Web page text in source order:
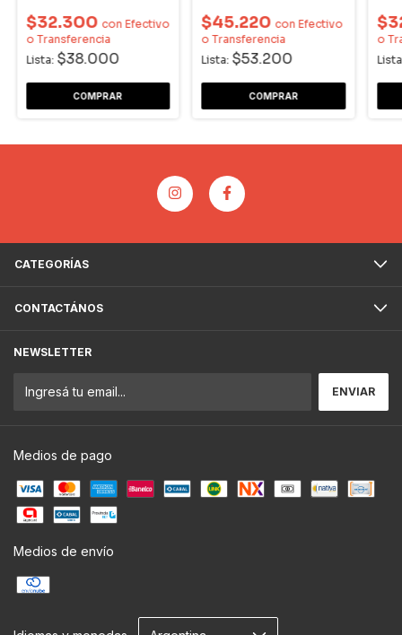
$32.300 con Efectivo
o Transferencia
Lista: $38.000
$45.220 con Efectivo
o Transferencia
Lista: $53.200
o
CATEGORÍAS
CONTACTÁNOS
NEWSLETTER
Medios de pago
Medios de envío